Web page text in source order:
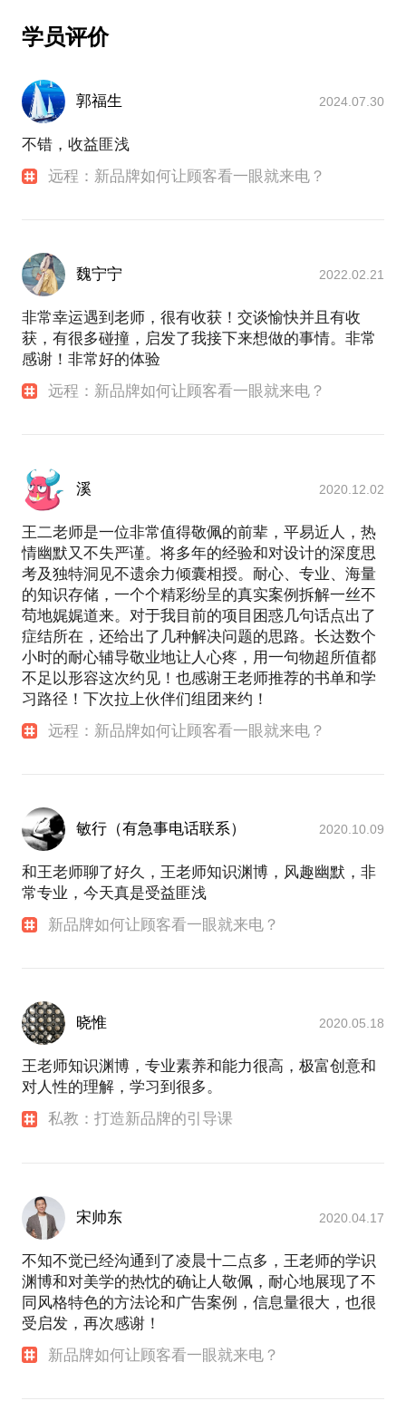
夹核桃”品牌。在品控上他们很难得的做到了不用碎核
们在引导课上对比了市场上的一线品牌产品，找到自
己的核心优点。用相扑大力士来比喻红枣的大，配以
牌把握住每一个和消费者接触的机会。更多案例可访
问 www.logo-way.com
直观、撕标签组合等具体手段；4、品牌动机法：从产
品制高点去思考产品到底是什么。每一种方法我都将
配合三个以上案例进行分解。
二、看清消费者心里的四把锁？不同的锁，有不同的
钥匙。
如果把消费者的心看作是一道门，我们的营销目的就
是打开门上的锁——将你的品牌信息变成顾客的知
及应该采用哪一把钥匙。我同样会通过丰富的案例来
帮助学员理解应用。
本课程适合三种人来听：
一、希望为品牌导入人格增加传播力的企业；
二、希望对人格化传播有深入理解的品牌运营；
因为疫情原因，团课改成远程 PPT 网课的形式。人数
用；
* 2011-2013年，为进入中国市场的欧洲产品做本地化
* 2014-2015年，开始尝试用场景、冲突、逗比、情怀
等手段打造有逼格的新设计风格，多次被罗辑思维报
道，并从吴晓波频道企业家学塾开始讲授独家创意
课。
职业操守，从不应付。图片偏多，抱歉，因为图形感
受无法用文字传达，只好多放作品。
图形传播，有三层境界：一、识别：于纷杂信息中让
受众注意到你；二、简约：一个符号准确传递重要信
息，让人秒懂；三、共振：让受众惊鸿一瞥，心有触
动。所谓，入眼，走脑，走心。
解更多，想预知话题“聊效”，欢迎来「分答」向我提
问！（app用户第一步：截屏保存带有此二维码的页
面；第二步：在微信“扫一扫”中打开相册；第三步，
学员评价
郭福生 2024.07.30
不错，收益匪浅
远程：新品牌如何让顾客看一眼就来电？
魏宁宁 2022.02.21
非常幸运遇到老师，很有收获！交谈愉快并且有收
获，有很多碰撞，启发了我接下来想做的事情。非常
感谢！非常好的体验
远程：新品牌如何让顾客看一眼就来电？
溪 2020.12.02
王二老师是一位非常值得敬佩的前辈，平易近人，热
情幽默又不失严谨。将多年的经验和对设计的深度思
考及独特洞见不遗余力倾囊相授。耐心、专业、海量
的知识存储，一个个精彩纷呈的真实案例拆解一丝不
苟地娓娓道来。对于我目前的项目困惑几句话点出了
症结所在，还给出了几种解决问题的思路。长达数个
小时的耐心辅导敬业地让人心疼，用一句物超所值都
不足以形容这次约见！也感谢王老师推荐的书单和学
习路径！下次拉上伙伴们组团来约！
远程：新品牌如何让顾客看一眼就来电？
敏行（有急事电话联系） 2020.10.09
和王老师聊了好久，王老师知识渊博，风趣幽默，非
常专业，今天真是受益匪浅
新品牌如何让顾客看一眼就来电？
晓惟 2020.05.18
王老师知识渊博，专业素养和能力很高，极富创意和
对人性的理解，学习到很多。
私教：打造新品牌的引导课
宋帅东 2020.04.17
不知不觉已经沟通到了凌晨十二点多，王老师的学识
渊博和对美学的热忱的确让人敬佩，耐心地展现了不
同风格特色的方法论和广告案例，信息量很大，也很
受启发，再次感谢！
新品牌如何让顾客看一眼就来电？